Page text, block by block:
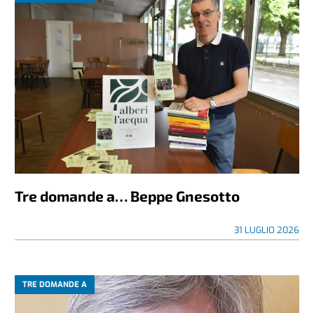
Tre domande a… Beppe Gnesotto
31 LUGLIO 2026
TRE DOMANDE A